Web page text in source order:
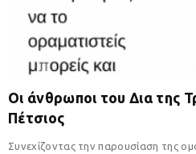
Οι άνθρωποι του Δια της
Πέτσιος
Συνεχίζοντας την παρουσίαση της